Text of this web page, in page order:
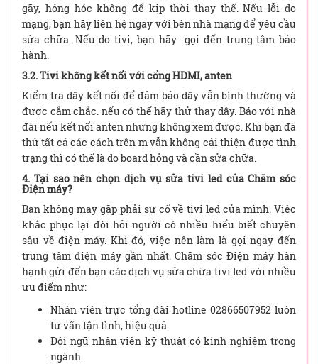
gãy, hỏng hóc không để kịp thời thay thế. Nếu lỗi do
mạng, bạn hãy liên hệ ngay với bên nhà mạng để yêu cầu
sửa chữa. Nếu do tivi, bạn hãy gọi đến trung tâm bảo
hành.
3.2. Tivi không kết nối với cổng HDMI, anten
Kiểm tra dây kết nối để đảm bảo dây vẫn bình thường và
được cắm chắc. nếu có thể hãy thử thay dây. Báo với nhà
đài nếu kết nối anten nhưng không xem được. Khi bạn đã
thử tất cả các cách trên m vẫn không cải thiện được tình
trạng thì có thể là do board hỏng và cần sửa chữa.
4. Tại sao nên chọn dịch vụ sửa tivi led của Chăm sóc
Điện máy?
Bạn không may gặp phải sự cố về tivi led của mình. Việc
khắc phục lại đòi hỏi người có nhiều hiểu biết chuyên
sâu về điện máy. Khi đó, việc nên làm là gọi ngay đến
trung tâm điện máy gần nhất. Chăm sóc Điện máy hân
hạnh gửi đến bạn các dịch vụ sửa chữa tivi led với nhiều
ưu điểm như:
Nhân viên trực tổng đài hotline 02866507952 luôn
tư vấn tận tình, hiệu quả.
Đội ngũ nhân viên kỹ thuật có kinh nghiệm trong
ngành.